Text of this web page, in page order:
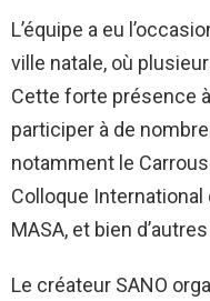
L’équipe a eu
ville natale, où
Cette forte présence
participer à de
notamment le
Colloque International
MASA, et bien
Le créateur SANO